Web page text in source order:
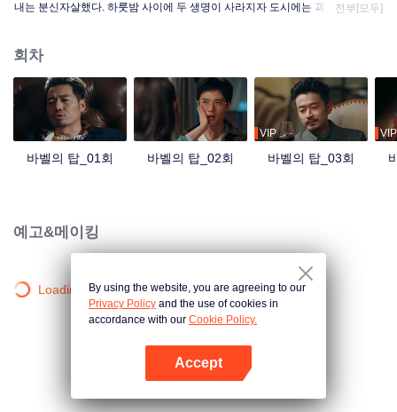
내는 분신자살했다. 하룻밤 사이에 두 생명이 사라지자 도시에는 괴담이 돌기
드러나고, 살기가 도사리는 가운데 그 누구도 무사히 빠져나갈 수 없다. 뒤얽힌
음모 속에서 진실은 과연 무엇인가?
전부[모두]
회차
바벨의 탑_01회 바벨의 탑_02회
VIP
바벨의 탑_03회
VIP
예고&메이킹
Loading…By using the website, you are agreeing to our
Privacy Policy and the use of cookies in
accordance with our Cookie Policy.
Accept